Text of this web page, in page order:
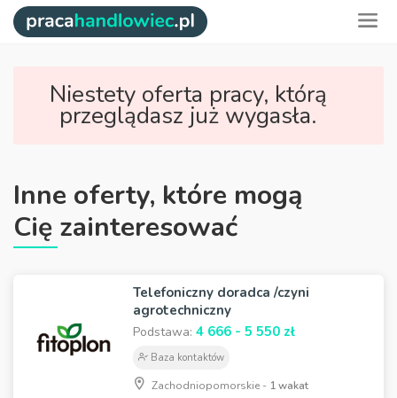
Niestety oferta pracy, którą
przeglądasz już wygasła.
Inne oferty, które mogą
Cię zainteresować
Telefoniczny doradca /czyni
agrotechniczny
Podstawa: 4 666 - 5 550 zł
Baza kontaktów
Zachodniopomorskie - 1 wakat